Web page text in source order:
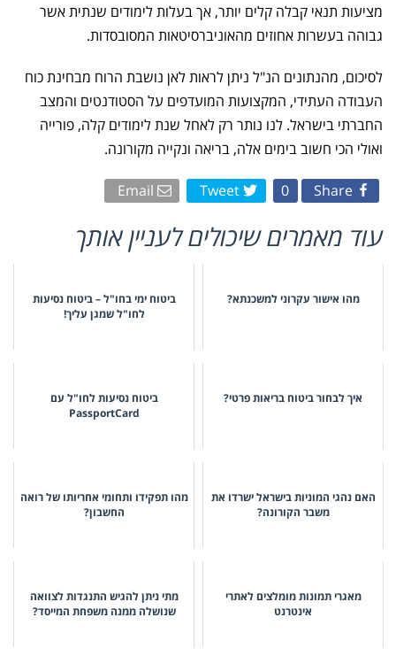
מציעות תנאי קבלה קלים יותר, אך בעלות לימודים שנתית אשר
גבוהה בעשרות אחוזים מהאוניברסיטאות המסובסדות.
לסיכום, מהנתונים הנ"ל ניתן לראות לאן נושבת הרוח מבחינת כוח
העבודה העתידי, המקצועות המועדפים על הסטודנטים והמצב
החברתי בישראל. לנו נותר רק לאחל שנת לימודים קלה, פורייה
ואולי הכי חשוב בימים אלה, בריאה ונקייה מקורונה.
Share
0
Tweet
Email
עוד מאמרים שיכולים לעניין אותך
מהו אישור עקרוני למשכנתא?
ביטוח ימי בחו"ל – ביטוח נסיעות
לחו"ל שמגן עליך!
איך לבחור ביטוח בריאות פרטי?
ביטוח נסיעות לחו"ל עם
PassportCard
האם נהגי המוניות בישראל ישרדו את
משבר הקורונה?
מהו תפקידו ותחומי אחריותו של רואה
החשבון?
מאגרי תמונות מומלצים לאתרי
אינטרנט
מתי ניתן להגיש התנגדות לצוואה
שנושלה ממנה משפחת המייסד?